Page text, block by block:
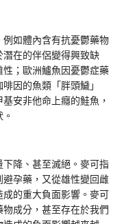
如體內含有抗憂鬱藥物
潛在的伴侶變得興致缺
；歐洲鱸魚因憂鬱症藥
因的魚類「胖頭鱥」
基安非他命上癮的鮭魚，
降、甚至滅絕。麥可指
孕藥，又從雄性變回雌
的重大負面影響。麥可
成分，甚至存在於我們